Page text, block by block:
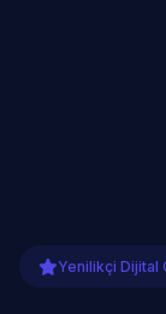
Yenilikçi Dijital